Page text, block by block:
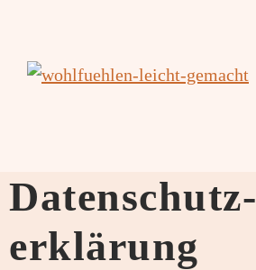
springen
Datenschutz­
erklärung